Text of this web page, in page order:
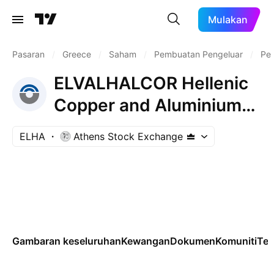
Mulakan
Pasaran Greece Saham Pembuatan Pengeluar
ELVALHALCOR Hellenic
Copper and Aluminium
Industry S.A.
ELHA Athens Stock Exchange
Gambaran keseluruhanKewanganDokumenKomuniti